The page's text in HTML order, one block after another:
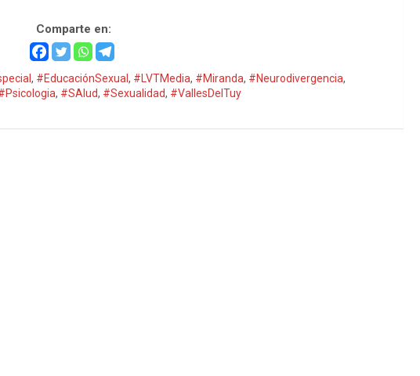
Comparte en:
, #EducaciónSexual , #LVTMedia, #Miranda, #Neurodivergencia,
, #SAlud, #Sexualidad, #VallesDelTuy